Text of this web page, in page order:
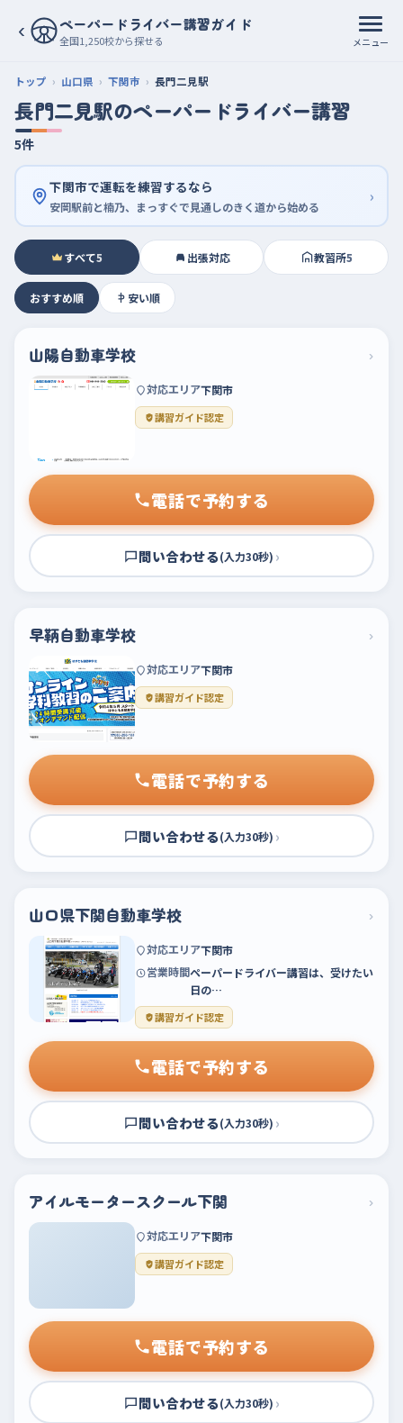
‹ ペーパードライバー講習ガイド
全国1,250校から探せる メニュー
トップ 山口県 下関市 長門二見駅
長門二見駅のペーパードライバー講習
5件
下関市で運転を練習するなら
安岡駅前と楠乃、まっすぐで見通しのきく道から始める ›
すべて5 出張対応 教習所5
おすすめ順 安い順
山陽自動車学校 ›
対応エリア下関市
講習ガイド認定
電話で予約する
問い合わせる(入力30秒) ›
早鞆自動車学校 ›
対応エリア下関市
講習ガイド認定
電話で予約する
問い合わせる(入力30秒) ›
山口県下関自動車学校 ›
対応エリア下関市
営業時間ペーパードライバー講習は、受けたい
日の…
講習ガイド認定
電話で予約する
問い合わせる(入力30秒) ›
アイルモータースクール下関 ›
対応エリア下関市
講習ガイド認定
電話で予約する
問い合わせる(入力30秒) ›